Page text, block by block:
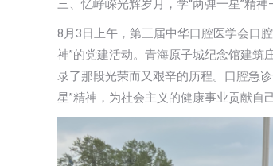
三、忆峥嵘光辉岁月，学“两弹一星”精
8月3日上午，第三届中华口腔医学会口
神”的党建活动。青海原子城纪念馆建
录了那段光荣而又艰辛的历程。口腔急
星”精神，为社会主义的健康事业贡献自